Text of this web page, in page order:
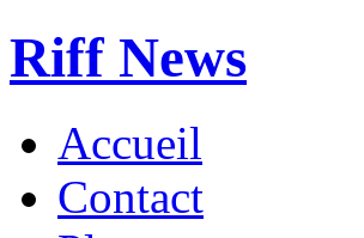
Riff News
Accueil
Contact